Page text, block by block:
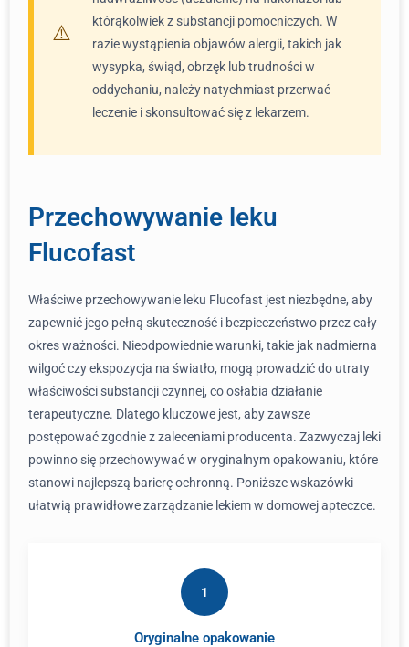
którąkolwiek z substancji pomocniczych. W
razie wystąpienia objawów alergii, takich jak
wysypka, świąd, obrzęk lub trudności w
oddychaniu, należy natychmiast przerwać
leczenie i skonsultować się z lekarzem.
Przechowywanie leku
Flucofast
Właściwe przechowywanie leku Flucofast jest niezbędne, aby
zapewnić jego pełną skuteczność i bezpieczeństwo przez cały
okres ważności. Nieodpowiednie warunki, takie jak nadmierna
wilgoć czy ekspozycja na światło, mogą prowadzić do utraty
właściwości substancji czynnej, co osłabia działanie
terapeutyczne. Dlatego kluczowe jest, aby zawsze
postępować zgodnie z zaleceniami producenta. Zazwyczaj leki
powinno się przechowywać w oryginalnym opakowaniu, które
stanowi najlepszą barierę ochronną. Poniższe wskazówki
ułatwią prawidłowe zarządzanie lekiem w domowej apteczce.
1
Oryginalne opakowanie